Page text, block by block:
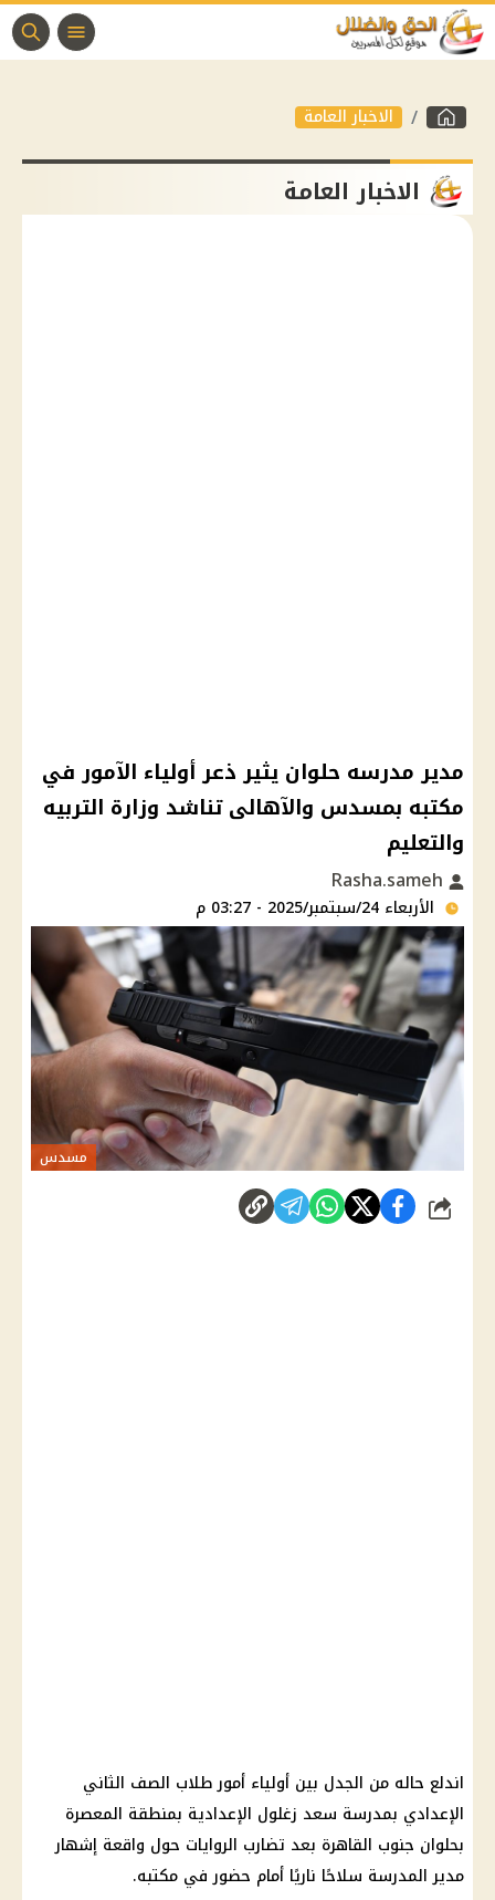
الاخبار العامة
الاخبار العامة
مدير مدرسه حلوان يثير ذعر أولياء الآمور في
مكتبه بمسدس والآهالى تناشد وزارة التربيه
والتعليم
الأربعاء 24/سبتمبر/2025 - 03:27 م
مسدس
شارك
اندلع حاله من الجدل بين أولياء أمور طلاب الصف الثاني
الإعدادي بمدرسة سعد زغلول الإعدادية بمنطقة المعصرة
بحلوان جنوب القاهرة بعد تضارب الروايات حول واقعة إشهار
مدير المدرسة سلاحًا ناريًا أمام حضور في مكتبه.